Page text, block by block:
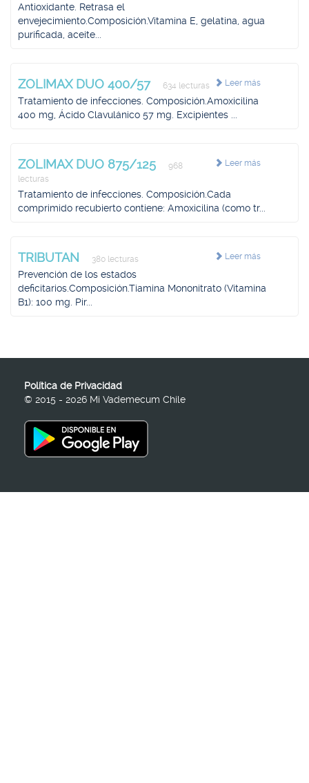
Antioxidante. Retrasa el
envejecimiento.Composición.Vitamina E, gelatina, agua
purificada, aceite...
Leer más
ZOLIMAX DUO 400/57 634 lecturas
Tratamiento de infecciones. Composición.Amoxicilina
400 mg, Ácido Clavulánico 57 mg. Excipientes ...
Leer más
ZOLIMAX DUO 875/125
968
lecturas
Tratamiento de infecciones. Composición.Cada
comprimido recubierto contiene: Amoxicilina (como tr...
Leer más
TRIBUTAN 380 lecturas
Prevención de los estados
deficitarios.Composición.Tiamina Mononitrato (Vitamina
B1): 100 mg. Pir...
Política de Privacidad
© 2015 - 2026 Mi Vademecum Chile